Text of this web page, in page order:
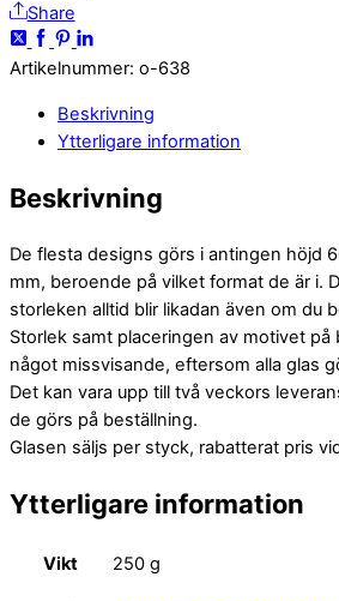
Share
Artikelnummer: o-638
Beskrivning
Ytterligare information
Beskrivning
De flesta designs görs i antingen höjd
mm, beroende på vilket format de är i.
storleken alltid blir likadan även om du
Storlek samt placeringen av motivet på
något missvisande, eftersom alla glas
Det kan vara upp till två veckors
de görs på beställning.
Glasen säljs per styck, rabatterat pris
Ytterligare information
Vikt 250 g